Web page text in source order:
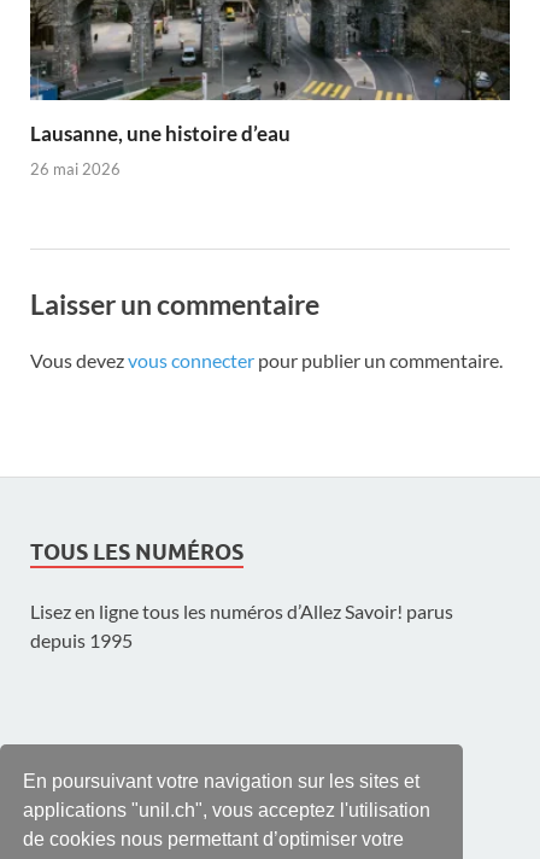
En poursuivant votre navigation sur les sites et
applications "unil.ch", vous acceptez l'utilisation
de cookies nous permettant d’optimiser votre
Lausanne, une histoire d’eau
26 mai 2026
Laisser un commentaire
Vous devezvous connecter pour publier un commentaire.
TOUS LES NUMÉROS
Lisez en ligne tous les numéros d’Allez Savoir! parus
depuis 1995